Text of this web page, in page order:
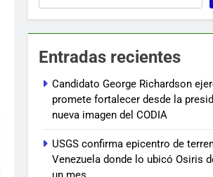
Entradas recientes
Candidato George Richardson
promete fortalecer desde la
nueva imagen del CODIA
USGS confirma epicentro de
Venezuela donde lo ubicó Osiris